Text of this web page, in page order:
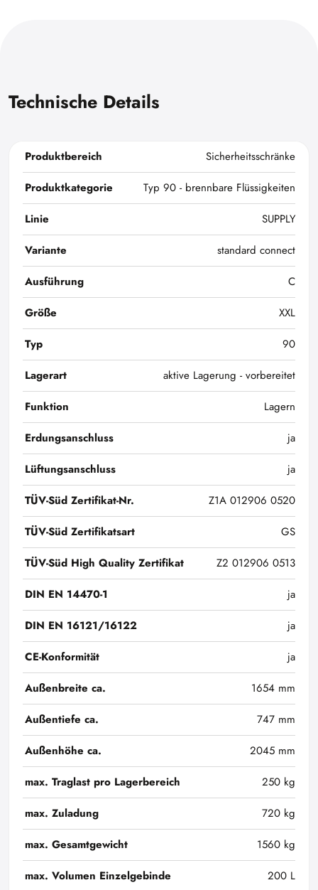
Technische Details
Produktbereich
Sicherheitsschränke
Produktkategorie
Typ 90 - brennbare Flüssigkeiten
Linie
SUPPLY
Variante
standard connect
Ausführung
C
Größe
XXL
Typ
90
Lagerart
aktive Lagerung - vorbereitet
Funktion
Lagern
Erdungsanschluss
ja
Lüftungsanschluss
ja
TÜV-Süd Zertifikat-Nr.
Z1A 012906 0520
TÜV-Süd Zertifikatsart
GS
TÜV-Süd High Quality Zertifikat
Z2 012906 0513
DIN EN 14470-1
ja
DIN EN 16121/16122
ja
CE-Konformität
ja
Außenbreite ca.
1654 mm
Außentiefe ca.
747 mm
Außenhöhe ca.
2045 mm
max. Traglast pro Lagerbereich
250 kg
max. Zuladung
720 kg
max. Gesamtgewicht
1560 kg
max. Volumen Einzelgebinde
200 L